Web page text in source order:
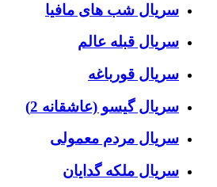
سریال شب های مافیا
سریال قبله عالم
سریال قورباغه
سریال گیسو (عاشقانه 2)
سریال مردم معمولی
سریال ملکه گدایان